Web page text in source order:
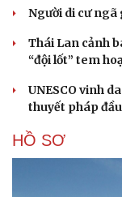
Người di cư ngã
Thái Lan cảnh
“đội lốt” tem
UNESCO vinh
thuyết pháp
HỒ SƠ